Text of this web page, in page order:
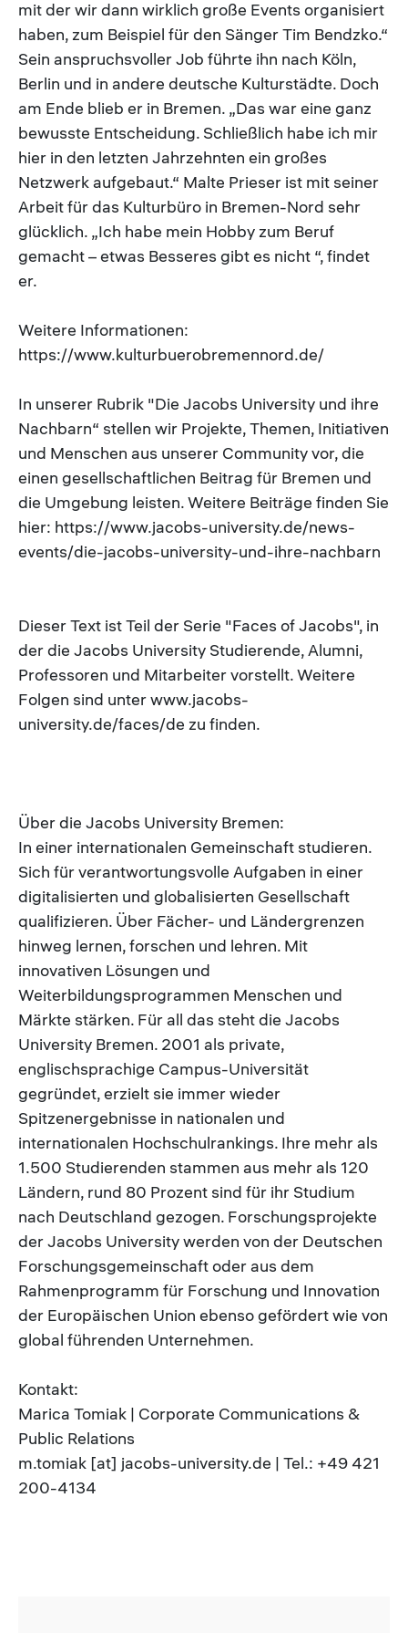
mit der wir dann wirklich große Events organisiert
haben, zum Beispiel für den Sänger Tim Bendzko.“
Sein anspruchsvoller Job führte ihn nach Köln,
Berlin und in andere deutsche Kulturstädte. Doch
am Ende blieb er in Bremen. „Das war eine ganz
bewusste Entscheidung. Schließlich habe ich mir
hier in den letzten Jahrzehnten ein großes
Netzwerk aufgebaut.“ Malte Prieser ist mit seiner
Arbeit für das Kulturbüro in Bremen-Nord sehr
glücklich. „Ich habe mein Hobby zum Beruf
gemacht – etwas Besseres gibt es nicht “, findet
er.
Weitere Informationen:
https://www.kulturbuerobremennord.de/
In unserer Rubrik "Die Jacobs University und ihre
Nachbarn“ stellen wir Projekte, Themen, Initiativen
und Menschen aus unserer Community vor, die
einen gesellschaftlichen Beitrag für Bremen und
die Umgebung leisten. Weitere Beiträge finden Sie
hier: https://www.jacobs-university.de/news-
events/die-jacobs-university-und-ihre-nachbarn
Dieser Text ist Teil der Serie "Faces of Jacobs", in
der die Jacobs University Studierende, Alumni,
Professoren und Mitarbeiter vorstellt. Weitere
Folgen sind unter www.jacobs-
university.de/faces/de zu finden.
Über die Jacobs University Bremen:
In einer internationalen Gemeinschaft studieren.
Sich für verantwortungsvolle Aufgaben in einer
digitalisierten und globalisierten Gesellschaft
qualifizieren. Über Fächer- und Ländergrenzen
hinweg lernen, forschen und lehren. Mit
innovativen Lösungen und
Weiterbildungsprogrammen Menschen und
Märkte stärken. Für all das steht die Jacobs
University Bremen. 2001 als private,
englischsprachige Campus-Universität
gegründet, erzielt sie immer wieder
Spitzenergebnisse in nationalen und
internationalen Hochschulrankings. Ihre mehr als
1.500 Studierenden stammen aus mehr als 120
Ländern, rund 80 Prozent sind für ihr Studium
nach Deutschland gezogen. Forschungsprojekte
der Jacobs University werden von der Deutschen
Forschungsgemeinschaft oder aus dem
Rahmenprogramm für Forschung und Innovation
der Europäischen Union ebenso gefördert wie von
global führenden Unternehmen.
Kontakt:
Marica Tomiak | Corporate Communications &
Public Relations
m.tomiak [at] jacobs-university.de | Tel.: +49 421
200-4134